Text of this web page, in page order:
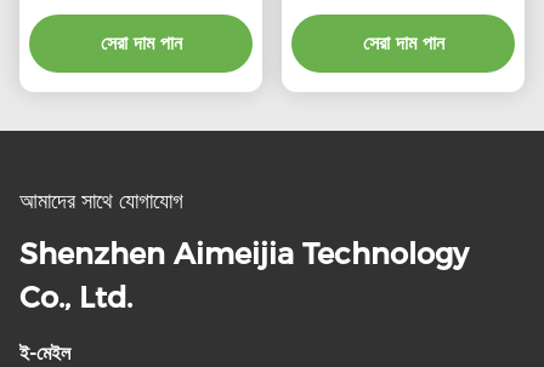
ওয়্যারলেস চার্জার
সেরা দাম পান
ভাঁজযোগ্য পাওয়ার ব্যাংক
সেরা দাম পান
আমাদের সাথে যোগাযোগ
Shenzhen Aimeijia Technology
Co., Ltd.
ই-মেইল